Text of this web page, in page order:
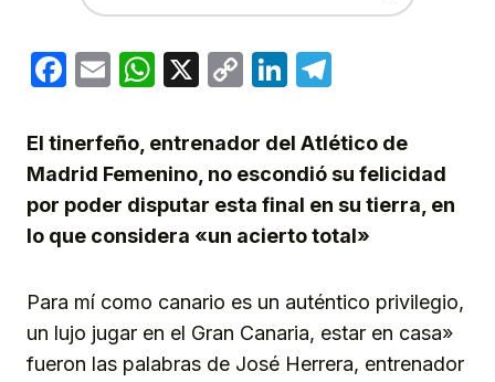
Facebook
EmailWhatsApp
X
CopyLinkedIn
El tinerfeño, entrenador del Atlético de
Madrid Femenino, no escondió su felicidad
por poder disputar esta final en su tierra, en
lo que considera «un acierto total»
Para mí como canario es un auténtico privilegio,
un lujo jugar en el Gran Canaria, estar en casa»
fueron las palabras de José Herrera, entrenador